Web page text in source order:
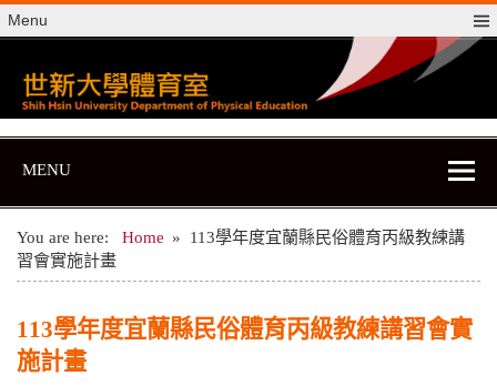
Skip
to
content
Menu
世新大學體育室
世新大學體育室
MENU
You are here: Home
113學年度宜蘭縣民俗體育丙級教練講
習會實施計畫
113學年度宜蘭縣民俗體育丙級教練講習會實
施計畫